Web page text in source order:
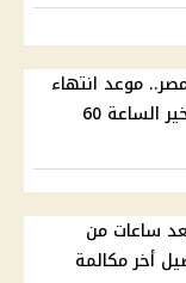
2026 في مصر.. موعد انتهاء
التوقيت الصيفي وكيفية تأخير الساعة 60
ساعات من
أخر مكالمة